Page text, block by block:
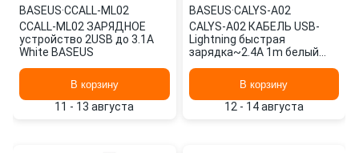
BASEUS·CCALL-ML02
CCALL-ML02 ЗАРЯДНОЕ
устройство 2USB до 3.1A
White BASEUS
В корзину
11 - 13 августа
BASEUS·CALYS-A02
CALYS-A02 КАБЕЛЬ USB-
Lightning быстрая
зарядка~2.4A 1m белый
В корзину
12 - 14 августа